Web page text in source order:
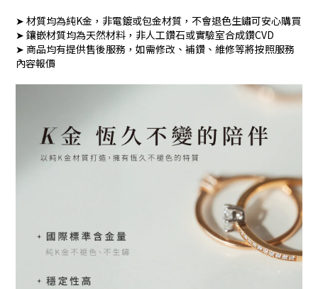
➤ 材質均為純K金，非電鍍或包金材質，不會退色生鏽可安心購買
➤ 鑲嵌材質均為天然材料，非人工鑽石或實驗室合成鑽CVD
➤ 商品均有提供售後服務，如需修改、補鑽、維修等將按照服務
內容報價